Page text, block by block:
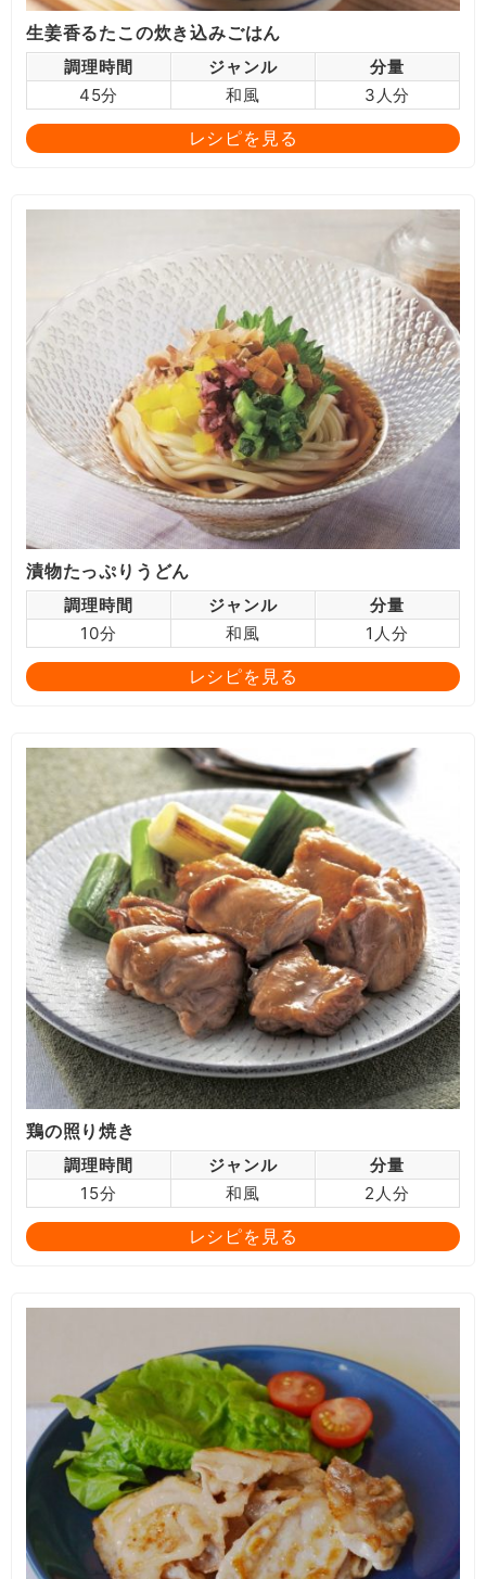
生姜香るたこの炊き込みごはん
調理時間 ジャンル
分量
45分
和風 3人分
レシピを見る
漬物たっぷりうどん
調理時間 ジャンル
分量
10分
和風 1人分
レシピを見る
鶏の照り焼き
調理時間 ジャンル
分量
15分
和風 2人分
レシピを見る